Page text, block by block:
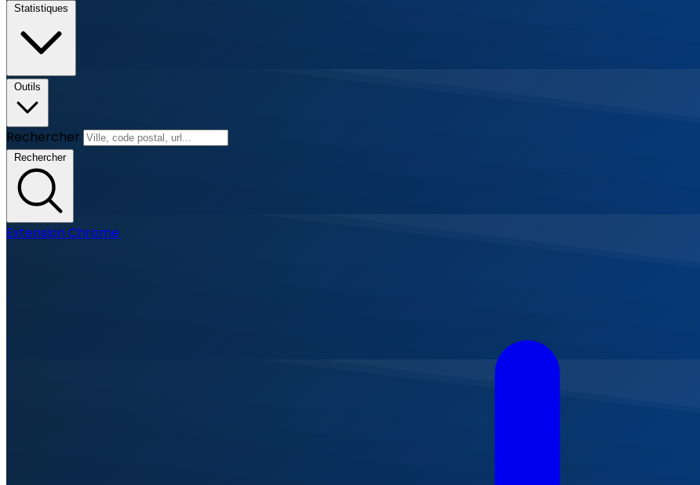
Statistiques
Outils
Rechercher
Rechercher
Extension Chrome